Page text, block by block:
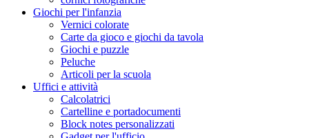
Giochi per l'infanzia
Vernici colorate
Carte da gioco e giochi da tavola
Giochi e puzzle
Peluche
Articoli per la scuola
Uffici e attività
Calcolatrici
Cartelline e portadocumenti
Block notes personalizzati